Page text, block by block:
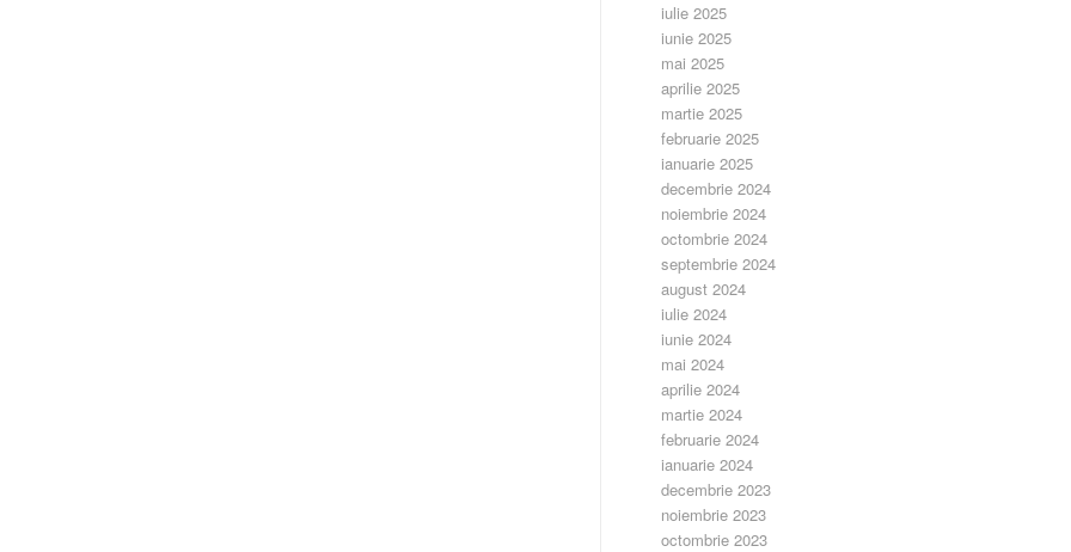
iulie 2025
iunie 2025
mai 2025
aprilie 2025
martie 2025
februarie 2025
ianuarie 2025
decembrie 2024
noiembrie 2024
octombrie 2024
septembrie 2024
august 2024
iulie 2024
iunie 2024
mai 2024
aprilie 2024
martie 2024
februarie 2024
ianuarie 2024
decembrie 2023
noiembrie 2023
octombrie 2023